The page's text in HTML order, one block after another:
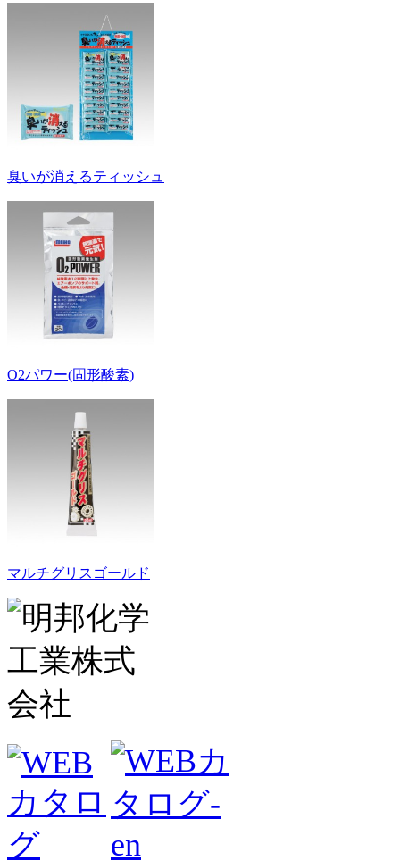
臭いが消えるティッシュ
O2パワー(固形酸素)
マルチグリスゴールド